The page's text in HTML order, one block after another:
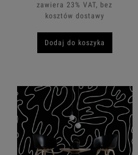
zawiera 23% VAT, bez
kosztów dostawy
Dodaj do koszyka